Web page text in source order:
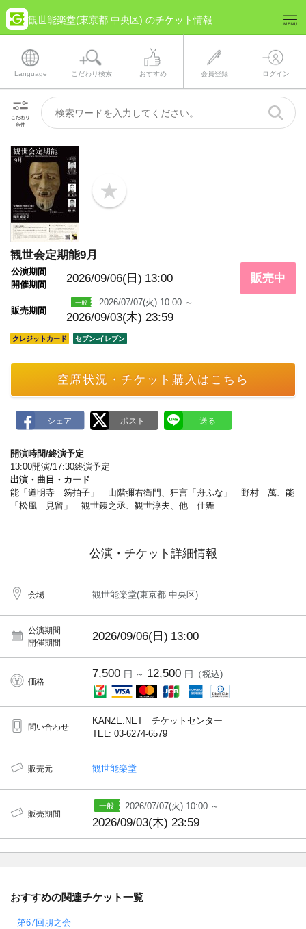
観世能楽堂(東京都 中央区) のチケット情報
Language こだわり検索 おすすめ 会員登録 ログイン
こだわり
条件
b
o
観世会定期能9月
公演期間
開催期間
2026/09/06(日) 13:00
販売期間
2026/07/07(火) 10:00 ～
2026/09/03(木) 23:59
販売中
クレジットカード セブン‐イレブン
空席状況・チケット購入はこちら
開演時間/終演予定
13:00開演/17:30終演予定
出演・曲目・カード
能「道明寺 笏拍子」 山階彌右衛門、狂言「舟ふな」 野村 萬、能
「松風 見留」 観世銕之丞、観世淳夫、他 仕舞
公演・チケット詳細情報
会場 観世能楽堂(東京都 中央区)
公演期間
開催期間
2026/09/06(日) 13:00
価格
7,500 円 ～ 12,500 円（税込)
問い合わせ
KANZE.NET チケットセンター
TEL: 03-6274-6579
販売元 観世能楽堂
販売期間
2026/07/07(火) 10:00 ～
2026/09/03(木) 23:59
おすすめの関連チケット一覧
第67回朋之会